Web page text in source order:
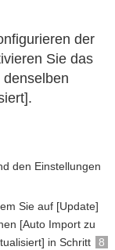
der
Sie das
den Einstellungen
Sie auf [Update]
[Auto Import zu
in Schritt
8